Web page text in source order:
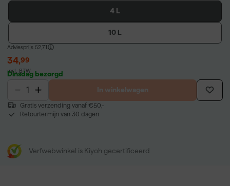
4 L
10 L
Adviesprijs 52,71
34,99
incl. BTW
Dinsdag bezorgd
In winkelwagen
Gratis verzending vanaf €50,-
Retourtermijn van 30 dagen
Verfwebwinkel is Kiyoh gecertificeerd